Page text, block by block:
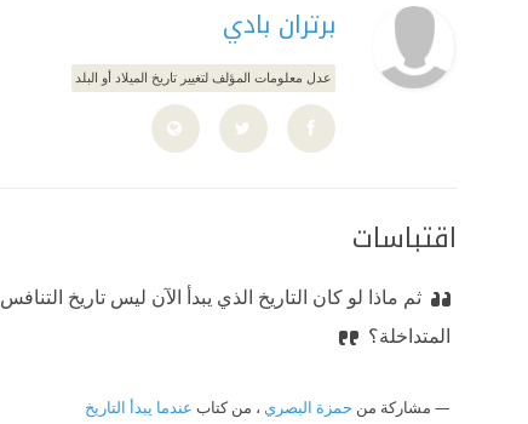
برتران بادي
عدل معلومات المؤلف لتغيير تاريخ الميلاد أو البلد
اقتباسات
ثم ماذا لو كان التاريخ الذي يبدأ الآن ليس تاريخ
المتداخلة؟
مشاركة من حمزة البصري ، من كتاب عندما يبدأ التاريخ